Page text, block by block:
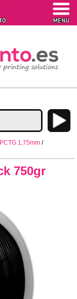
PCTG 1,75mm /
750gr